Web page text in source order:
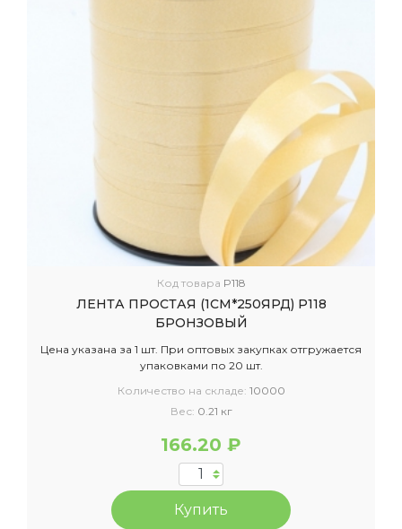
Код товара P118
ЛЕНТА ПРОСТАЯ (1СМ*250ЯРД) P118
БРОНЗОВЫЙ
Цена указана за 1 шт. При оптовых закупках отгружается
упаковками по 20 шт.
Количество на складе: 10000
Вес: 0.21 кг
166.20 ₽
Купить